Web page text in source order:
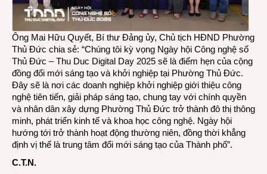
Ông Mai Hữu Quyết, Bí thư Đảng ủy, Chủ tịch HĐND Phường
Thủ Đức chia sẻ: “Chúng tôi kỳ vọng Ngày hội Công nghệ số
Thủ Đức – Thu Duc Digital Day 2025 sẽ là điểm hẹn của cộng
đồng đổi mới sáng tạo và khởi nghiệp tại Phường Thủ Đức.
Đây sẽ là nơi các doanh nghiệp khởi nghiệp giới thiệu công
nghệ tiên tiến, giải pháp sáng tạo, chung tay với chính quyền
và nhân dân xây dựng Phường Thủ Đức trở thành đô thị thông
minh, phát triển kinh tế và khoa học công nghệ. Ngày hội
hướng tới trở thành hoạt động thường niên, đồng thời khẳng
định vị thế là trung tâm đổi mới sáng tạo của Thành phố”.
C.T.N.